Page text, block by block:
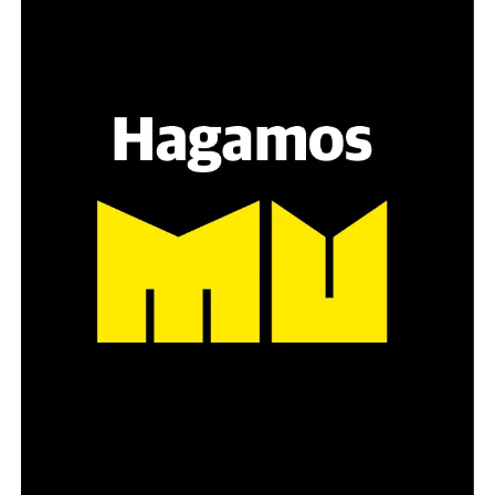
es a través del interrogante, que puedan encarnar la
pregunta», comparte Gonzalo, de 41 años.